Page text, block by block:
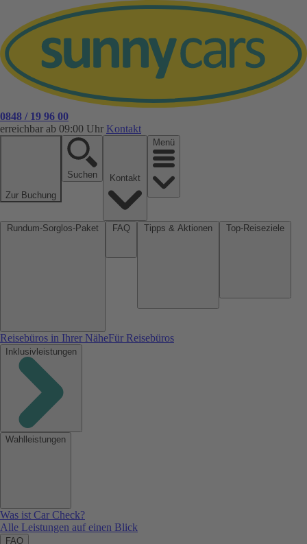
0848 / 19 96 00
erreichbar ab 09:00 Uhr Kontakt
Zur Buchung
Suchen
Menü
Reisebüros in Ihrer NäheFür Reisebüros
Inklusivleistungen
Wahlleistungen
Was ist Car Check?
Alle Leistungen auf einen Blick
FAQ